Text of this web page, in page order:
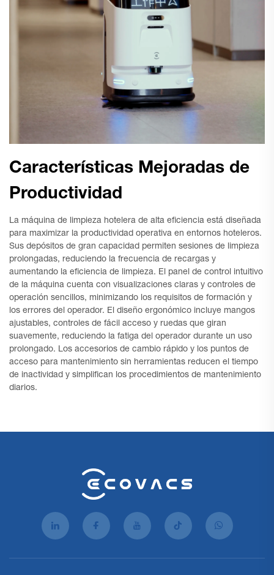
Características Mejoradas de
Productividad
La máquina de limpieza hotelera de alta eficiencia está diseñada
para maximizar la productividad operativa en entornos hoteleros.
Sus depósitos de gran capacidad permiten sesiones de limpieza
prolongadas, reduciendo la frecuencia de recargas y
aumentando la eficiencia de limpieza. El panel de control intuitivo
de la máquina cuenta con visualizaciones claras y controles de
operación sencillos, minimizando los requisitos de formación y
los errores del operador. El diseño ergonómico incluye mangos
ajustables, controles de fácil acceso y ruedas que giran
suavemente, reduciendo la fatiga del operador durante un uso
prolongado. Los accesorios de cambio rápido y los puntos de
acceso para mantenimiento sin herramientas reducen el tiempo
de inactividad y simplifican los procedimientos de mantenimiento
diarios.